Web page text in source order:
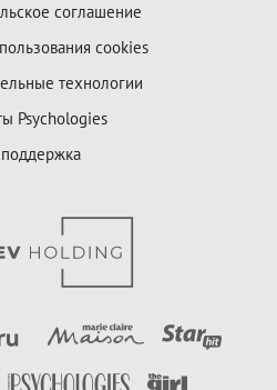
соглашение
cookies
технологии
Psychologies